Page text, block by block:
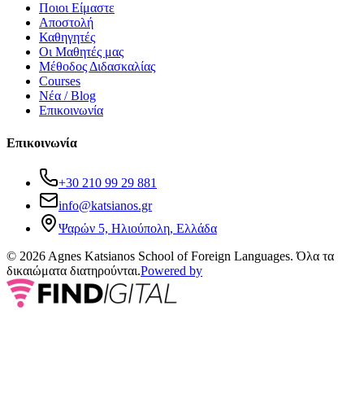
Ποιοι Είμαστε
Αποστολή
Καθηγητές
Οι Μαθητές μας
Μέθοδος Διδασκαλίας
Courses
Νέα / Blog
Επικοινωνία
Επικοινωνία
+30 210 99 29 881
info@katsianos.gr
Ψαρών 5, Ηλιούπολη, Ελλάδα
© 2026 Agnes Katsianos School of Foreign Languages.Όλα τα
δικαιώματα διατηρούνται.Powered by